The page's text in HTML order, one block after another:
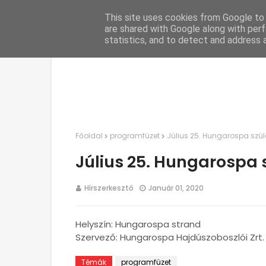
Főoldal programfüzet Július 25. Hungarospa
Július 25. Hungarospa
Hírszerkesztő Január 01, 2020
Helyszín: Hungarospa strand
Szervező: Hungarospa Hajdúszoboszlói Zrt.
Témák programfüzet
This site uses cookies from Google
are shared with Google along with
statistics, and to detect and address